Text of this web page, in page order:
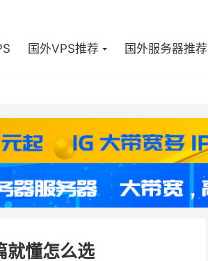
国外VPS推荐 国外服务器推荐
就懂怎么选